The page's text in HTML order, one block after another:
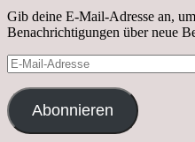
Gib deine E-Mail-Adresse an,
Benachrichtigungen über neue
E-
Mail-
Adresse
Abonnieren